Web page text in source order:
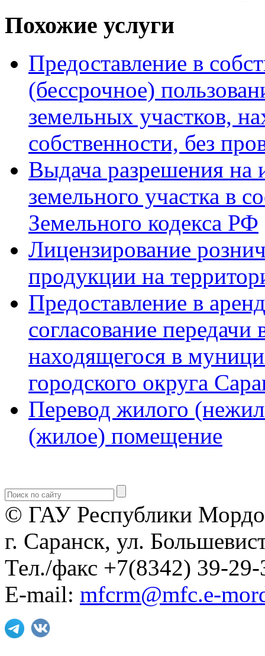
Похожие услуги
Предоставление в
(бессрочное)
земельных участков,
собственности, без
Выдача разрешения на
земельного участка в
Земельного кодекса РФ
Лицензирование
продукции на
Предоставление в
согласование
находящегося в
городского округа
Перевод жилого
(жилое) помещение
© ГАУ Республики
г. Саранск, ул.
Тел./факс +7(8342) 39-29-
E-mail: mfcrm@mfc.e-